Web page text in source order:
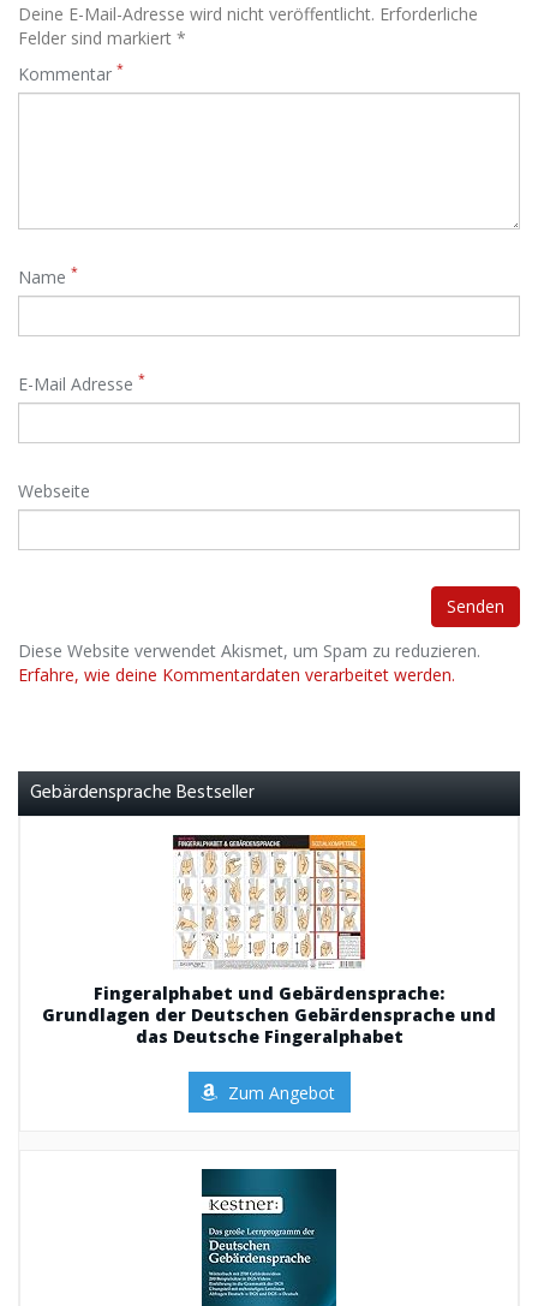
Deine E-Mail-Adresse wird nicht veröffentlicht. Erforderliche
Felder sind markiert *
Kommentar *
Name *
E-Mail Adresse *
Webseite
Diese Website verwendet Akismet, um Spam zu reduzieren.
Erfahre, wie deine Kommentardaten verarbeitet werden.
Gebärdensprache Bestseller
Fingeralphabet und Gebärdensprache:
Grundlagen der Deutschen Gebärdensprache und
das Deutsche Fingeralphabet
Zum Angebot